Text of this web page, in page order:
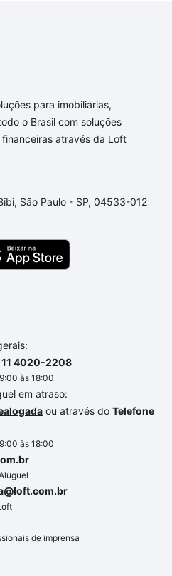
para imobiliárias,
o Brasil com soluções
através da Loft
São Paulo - SP, 04533-012
11 4020-2208
às 18:00
em atraso:
ou através do Telefone
às 18:00
de imprensa